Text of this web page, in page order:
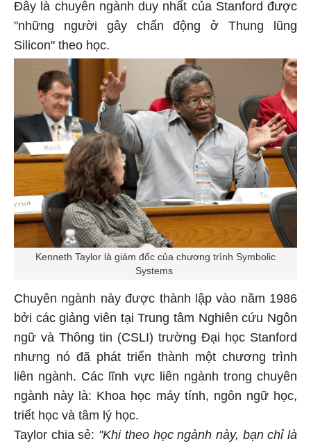
Đây là chuyên ngành duy nhất của Stanford được
"những người gây chấn động ở Thung lũng
Silicon" theo học.
Kenneth Taylor là giám đốc của chương trình Symbolic
Systems
Chuyên ngành này được thành lập vào năm 1986
bởi các giảng viên tại Trung tâm Nghiên cứu Ngôn
ngữ và Thông tin (CSLI) trường Đại học Stanford
nhưng nó đã phát triển thành một chương trình
liên ngành. Các lĩnh vực liên ngành trong chuyên
ngành này là: Khoa học máy tính, ngôn ngữ học,
triết học và tâm lý học.
Taylor chia sẻ: "Khi theo học ngành này, bạn chỉ là